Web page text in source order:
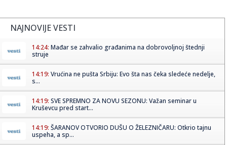
NAJNOVIJE VESTI
14:24: Mađar se zahvalio građanima na dobrovoljnoj štednji
struje
14:19: Vrućina ne pušta Srbiju: Evo šta nas čeka sledeće nedelje,
s...
14:19: SVE SPREMNO ZA NOVU SEZONU: Važan seminar u
Kruševcu pred start...
14:19: ŠARANOV OTVORIO DUŠU O ŽELEZNIČARU: Otkrio tajnu
uspeha, a sp...